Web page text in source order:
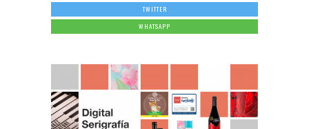
TWITTER
WHATSAPP